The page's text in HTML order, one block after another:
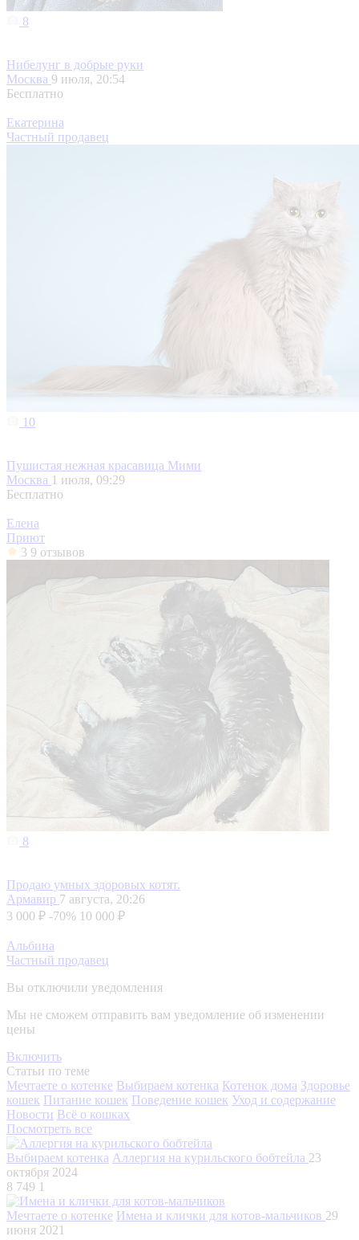
8
Нибелунг в добрые руки
Москва 9 июля, 20:54
Бесплатно
Екатерина
Частный продавец
10
Пушистая нежная красавица Мими
Москва 1 июля, 09:29
Бесплатно
Елена
Приют
3 9 отзывов
8
Продаю умных здоровых котят.
Армавир 7 августа, 20:26
3 000 ₽ -70% 10 000 ₽
Альбина
Частный продавец
Вы отключили уведомления
Мы не сможем отправить вам уведомление об изменении
цены
Включить
Статьи по теме
Мечтаете о котенке Выбираем котенка Котенок дома Здоровье
кошек Питание кошек Поведение кошек Уход и содержание
Новости Всё о кошках
Посмотреть все
Выбираем котенка Аллергия на курильского бобтейла 23
октября 2024
8 749 1
Мечтаете о котенке Имена и клички для котов-мальчиков 29
июня 2021